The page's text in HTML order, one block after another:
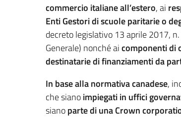
commercio italiane all’estero, ai
Enti Gestori di scuole paritarie o
decreto legislativo 13 aprile 2017,
Generale) nonché aicomponenti di
destinatarie di finanziamenti da
In base alla normativa canadese,
che sianoimpiegati in uffici
sianoparte di una Crown